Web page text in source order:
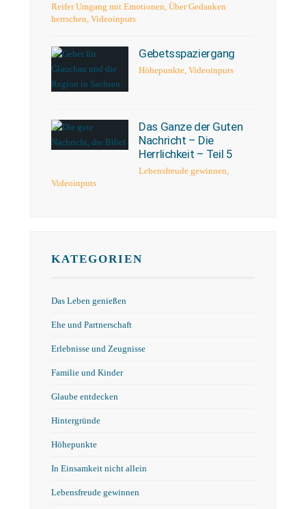
Reifer Umgang mit Emotionen Über Gedanken
herrschen Videoinputs
Gebetsspaziergang
Höhepunkte ,Videoinputs
Das Ganze der Guten
Nachricht – Die
Herrlichkeit – Teil 5
Lebensfreude gewinnen
Videoinputs
KATEGORIEN
Das Leben genießen
Ehe und Partnerschaft
Erlebnisse und Zeugnisse
Familie und Kinder
Glaube entdecken
Hintergründe
Höhepunkte
In Einsamkeit nicht allein
Lebensfreude gewinnen